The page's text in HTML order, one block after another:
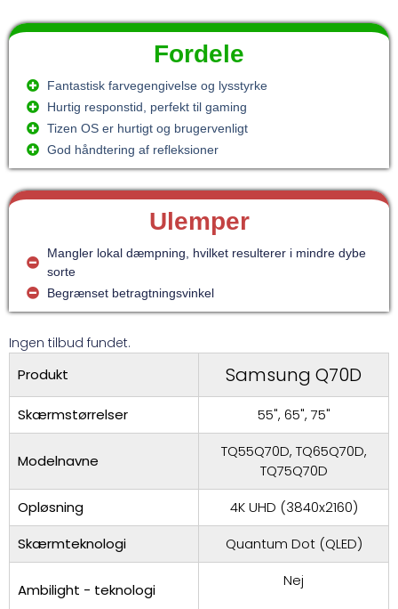
Fordele
Fantastisk farvegengivelse og lysstyrke
Hurtig responstid, perfekt til gaming
Tizen OS er hurtigt og brugervenligt
God håndtering af refleksioner
Ulemper
Mangler lokal dæmpning, hvilket resulterer i mindre dybe
sorte
Begrænset betragtningsvinkel
Ingen tilbud fundet.
Produkt Samsung Q70D
Skærmstørrelser 55", 65", 75"
Modelnavne
TQ55Q70D, TQ65Q70D,
TQ75Q70D
Opløsning
4K UHD (3840x2160)
Skærmteknologi
Quantum Dot (QLED)
Ambilight - teknologi
Nej